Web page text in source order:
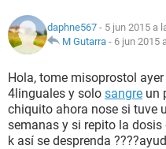
NUTRICIÓN
BIENESTAR
SEXUALIDAD
daphne567 - 5 jun 2015 a
M Gutarra - 6 jun 2015
Hola, tome misoprostol
4linguales y solo sangre un
chiquito ahora nose si tuve
semanas y si repito la
k así se desprenda